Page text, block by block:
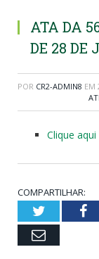
ATA DA
DE 28 DE
POR CR2-ADMIN8 EM
Clique
COMPARTILHAR:
Twitter
Email